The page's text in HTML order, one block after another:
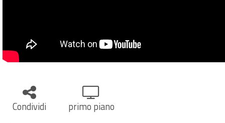
Condividi primo piano